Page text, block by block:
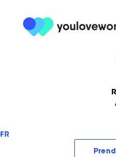
Love
FR
Banque /